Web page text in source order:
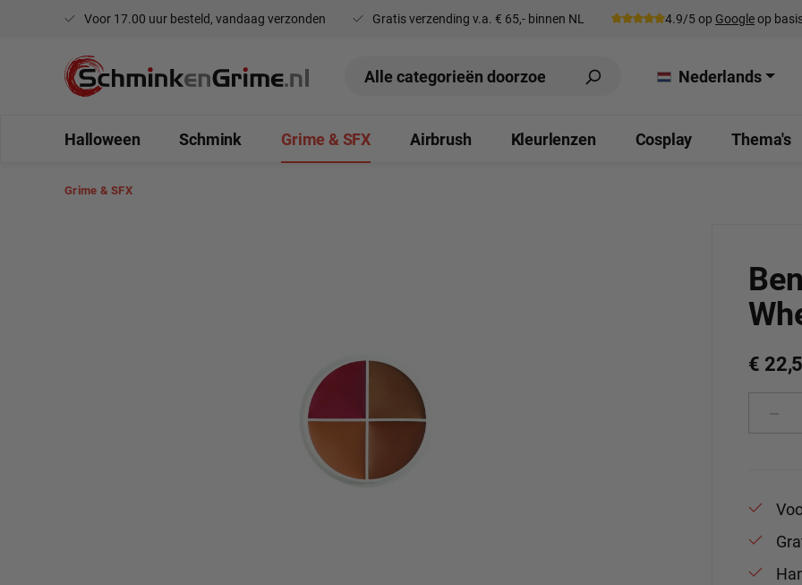
Ga naar de hoofdnavigatie
Voor 17.00 uur besteld, vandaag verzonden Gratis verzending v.a. € 65,- binnen NL 4.9/5 op Googleop
Nederlands
Halloween Schmink Grime & SFX Airbrush Kleurlenzen Cosplay Thema's
Grime & SFX
€